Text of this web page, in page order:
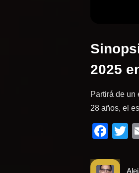
2025
Partirá de un
28 años, el